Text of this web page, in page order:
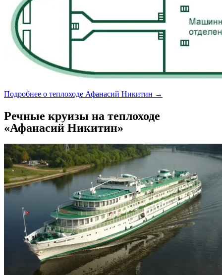
Подробнее о теплоходе Афанасий Никитин →
Речные круизы на теплоходе
«Афанасий Никитин»